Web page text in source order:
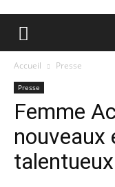
Accueil Presse
Presse
Femme
nouveaux
talentueux